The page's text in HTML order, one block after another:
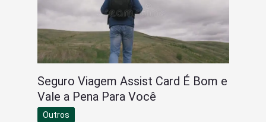
Seguro Viagem Assist Card É Bom e
Vale a Pena Para Você
Outros